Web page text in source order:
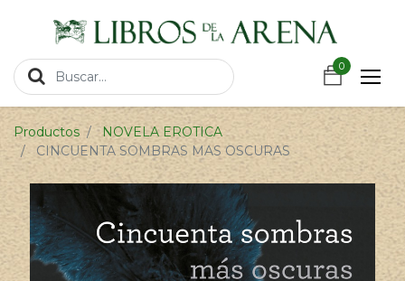
0
0
Productos
NOVELA EROTICA
CINCUENTA SOMBRAS MAS OSCURAS